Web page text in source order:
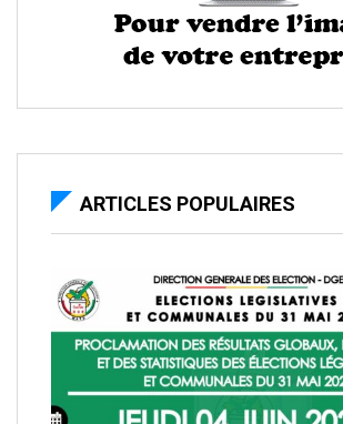
ARTICLES POPULAIRES